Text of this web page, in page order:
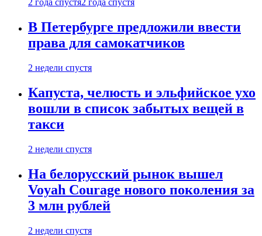
2 года спустя2 года спустя
В Петербурге предложили ввести
права для самокатчиков
2 недели спустя
Капуста, челюсть и эльфийское ухо
вошли в список забытых вещей в
такси
2 недели спустя
На белорусский рынок вышел
Voyah Courage нового поколения за
3 млн рублей
2 недели спустя